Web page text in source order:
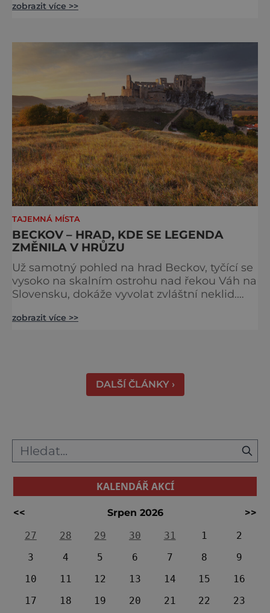
středověku. Národní kulturní památka je
poměrně konkrétní představu o namáhavé
práci tehdejších horníků. [gallery
ids="91631,91630,91632,91633,91634,91635,9
zobrazit více >>
TAJEMNÁ MÍSTA
BECKOV – HRAD, KDE SE LEGENDA
ZMĚNILA V HRŮZU
Už samotný pohled na hrad Beckov, tyčící se
vysoko na skalním ostrohu nad řekou Váh na
Slovensku, dokáže vyvolat zvláštní neklid.
výhled do krajiny, se staly i svědky tragédie –
zrnko pravdy. Většina z nich vypráví o t
zobrazit více >>
DALŠÍ ČLÁNKY ›
KALENDÁŘ AKCÍ
<< Srpen 2026
>>
27
28 29 30 31 1
2
3
4 5 6 7 8
9
10
11 12 13 14 15
16
17
18 19 20 21 22
23